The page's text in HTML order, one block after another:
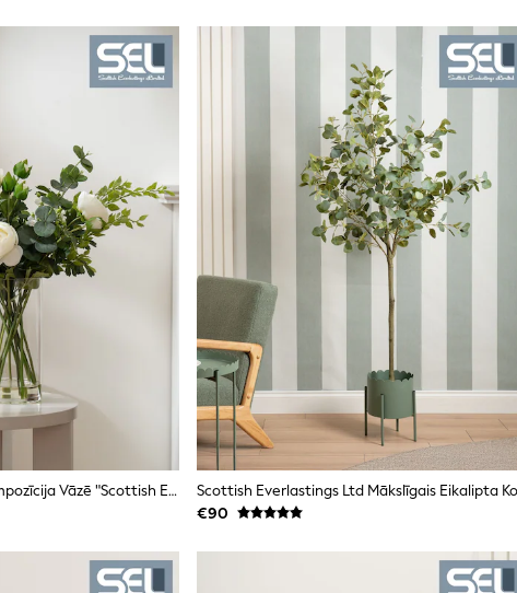
Mākslīgo Gundeņu Kompozīcija Vāzē "Scottish Everlastings Ltd"
€90